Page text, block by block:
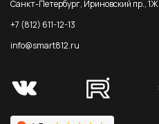
Санкт-Петербург, Ириновский пр., 1Ж
+7 (812) 611-12-13
info@smart812.ru